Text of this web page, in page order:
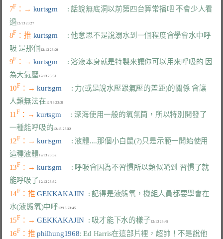
7F ：→ kurtsgm : 話說無底洞以前第四台算常播吧 不會少人看
過
8F ：推 kurtsgm : 他意思不是說溺水到一個程度會學會水中呼
吸 是那個
9F ：→ kurtsgm : 溶液本身就是特製來讓你可以用來呼吸的 因
為大氣壓
10F ：→ kurtsgm : 力(或是說水壓跟氣壓的差距)的關係 會讓
人類無法在
11F ：→ kurtsgm : 深海使用一般的氧氣筒，所以特別開發了
一種能呼吸的
12F ：→ kurtsgm : 液體....那個小白鼠(?)只是示範一開始使用
這種液體
13F ：→ kurtsgm : 呼吸會因為不習慣所以類似嗆到 習慣了就
能呼吸了
14F ：推 GEKKAKAJIN : 記得是液態氧，機組人員都要學會在
水(液態氧)中呼
12/13 23:45
15F ：→ GEKKAKAJIN : 吸才能下水的樣子
16F ：推 philhung1968: Ed Harris在這部片裡，超帥！不是說他